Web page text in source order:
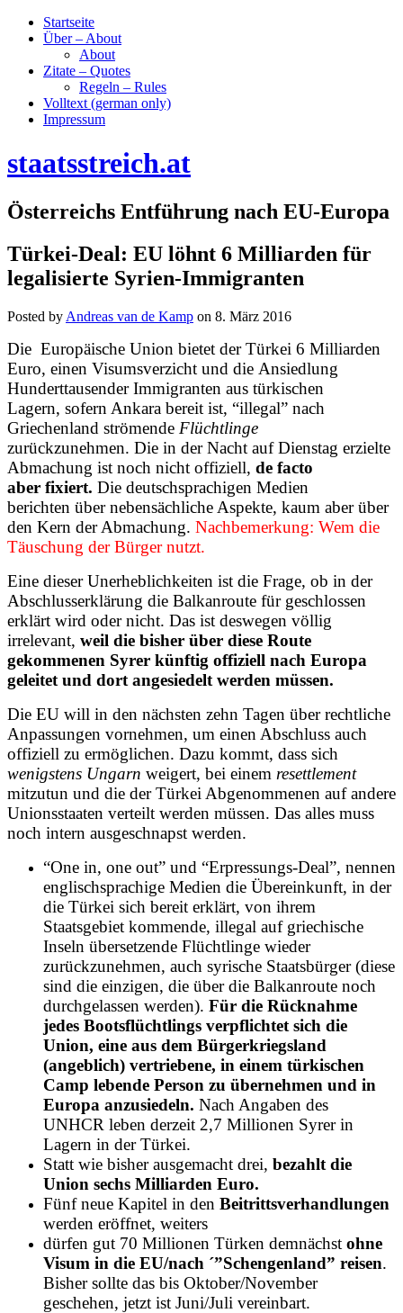
Startseite
Über – About
About
Zitate – Quotes
Regeln – Rules
Volltext (german only)
Impressum
staatsstreich.at
Österreichs Entführung nach EU-Europa
Türkei-Deal: EU löhnt 6 Milliarden für
legalisierte Syrien-Immigranten
Posted by Andreas van de Kamp on 8. März 2016
Die Europäische Union bietet der Türkei 6 Milliarden
Euro, einen Visumsverzicht und die Ansiedlung
Hunderttausender Immigranten aus türkischen
Lagern, sofern Ankara bereit ist, “illegal” nach
Griechenland strömende Flüchtlinge
zurückzunehmen. Die in der Nacht auf Dienstag erzielte
Abmachung ist noch nicht offiziell, de facto
aber fixiert. Die deutschsprachigen Medien
berichten über nebensächliche Aspekte, kaum aber über
den Kern der Abmachung. Nachbemerkung: Wem die
Täuschung der Bürger nutzt.
Eine dieser Unerheblichkeiten ist die Frage, ob in der
Abschlusserklärung die Balkanroute für geschlossen
erklärt wird oder nicht. Das ist deswegen völlig
irrelevant, weil die bisher über diese Route
gekommenen Syrer künftig offiziell nach Europa
geleitet und dort angesiedelt werden müssen.
Die EU will in den nächsten zehn Tagen über rechtliche
Anpassungen vornehmen, um einen Abschluss auch
offiziell zu ermöglichen. Dazu kommt, dass sich
wenigstens Ungarn weigert, bei einem resettlement
mitzutun und die der Türkei Abgenommenen auf andere
Unionsstaaten verteilt werden müssen. Das alles muss
noch intern ausgeschnapst werden.
“One in, one out” und “Erpressungs-Deal”, nennen
englischsprachige Medien die Übereinkunft, in der
die Türkei sich bereit erklärt, von ihrem
Staatsgebiet kommende, illegal auf griechische
Inseln übersetzende Flüchtlinge wieder
zurückzunehmen, auch syrische Staatsbürger (diese
sind die einzigen, die über die Balkanroute noch
durchgelassen werden). Für die Rücknahme
jedes Bootsflüchtlings verpflichtet sich die
Union, eine aus dem Bürgerkriegsland
(angeblich) vertriebene, in einem türkischen
Camp lebende Person zu übernehmen und in
Europa anzusiedeln. Nach Angaben des
UNHCR leben derzeit 2,7 Millionen Syrer in
Lagern in der Türkei.
Statt wie bisher ausgemacht drei, bezahlt die
Union sechs Milliarden Euro.
Fünf neue Kapitel in den Beitrittsverhandlungen
werden eröffnet, weiters
dürfen gut 70 Millionen Türken demnächst ohne
Visum in die EU/nach ´”Schengenland” reisen.
Bisher sollte das bis Oktober/November
geschehen, jetzt ist Juni/Juli vereinbart.